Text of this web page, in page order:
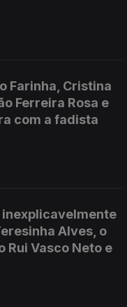
Farinha, Cristina
Ferreira Rosa e
com a fadista
inexplicavelmente
Alves, o
Rui Vasco Neto e